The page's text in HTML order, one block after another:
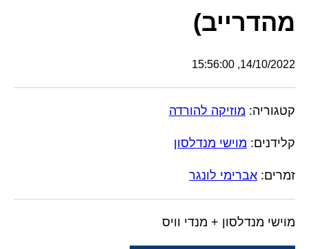
מהדרייב)
14/10/2022, 15:56:00
קטגוריה: מוזיקה להורדה
קלידנים: מוישי מנדלסון
זמרים: אברימי לונגר
מוישי מנדלסון + מנדי וויס